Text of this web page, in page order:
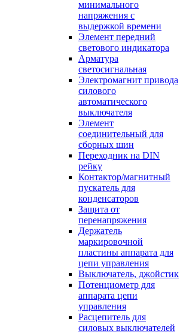
минимального
напряжения с
выдержкой времени
Элемент передний
светового индикатора
Арматура
светосигнальная
Электромагнит привода
силового
автоматического
выключателя
Элемент
соединительный для
сборных шин
Переходник на DIN
рейку
Контактор/магнитный
пускатель для
конденсаторов
Защита от
перенапряжения
Держатель
маркировочной
пластины аппарата для
цепи управления
Выключатель, джойстик
Потенциометр для
аппарата цепи
управления
Расцепитель для
силовых выключателей